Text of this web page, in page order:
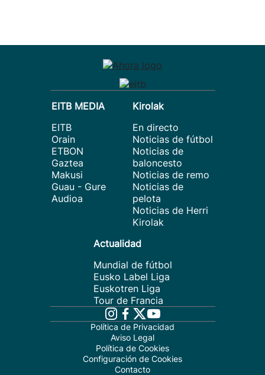
EITB MEDIA
EITB
Orain
ETBON
Gaztea
Makusi
Guau - Gure
Audioa
Kirolak
En directo
Noticias de fútbol
Noticias de
baloncesto
Noticias de remo
Noticias de
pelota
Noticias de Herri
Kirolak
Actualidad
Mundial de fútbol
Eusko Label Liga
Euskotren Liga
Tour de Francia
Política de Privacidad
Aviso Legal
Política de Cookies
Configuración de Cookies
Contacto